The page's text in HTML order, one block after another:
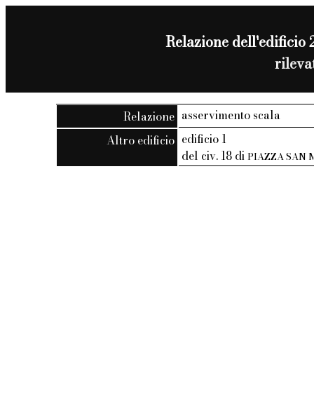
Relazione dell'edificio
Relazione asservimento scala
Altro edificio edificio 1
del civ. 18 diPIAZZA SAN